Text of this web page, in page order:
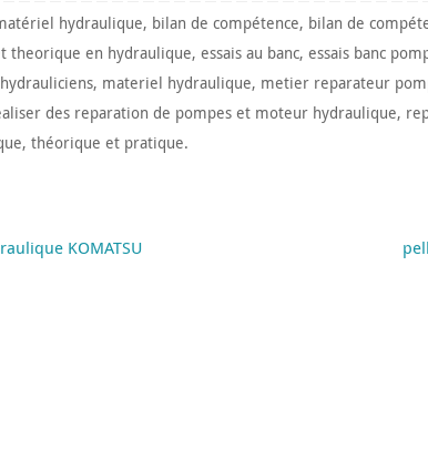
hydraulique, bilan de compétence, bilan de
theorique en hydraulique, essais au banc, essais banc
hydrauliciens, materiel hydraulique, metier reparateur
des reparation de pompes et moteur hydraulique,
, théorique et pratique.
KOMATSU